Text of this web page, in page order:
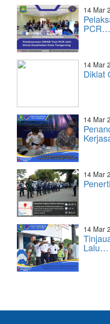
14 Mar
PCR…
14 Mar
Diklat
14 Mar
14 Mar
14 Mar
Lalu…